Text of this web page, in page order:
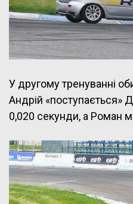
У другому тренуванні
Андрій «поступається»
0,020 секунди, а Роман